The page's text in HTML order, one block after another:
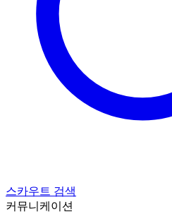
스카우트 검색
커뮤니케이션